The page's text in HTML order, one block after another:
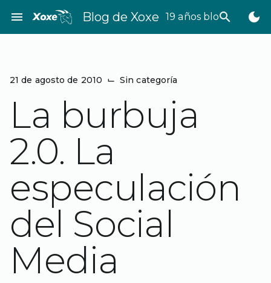
contenido
menu Blog de Xoxe 19 años bloggeando
search dark_mode
21 de agosto de 2010 ⌙ Sin categoría
La burbuja
2.0. La
especulación
del Social
Media